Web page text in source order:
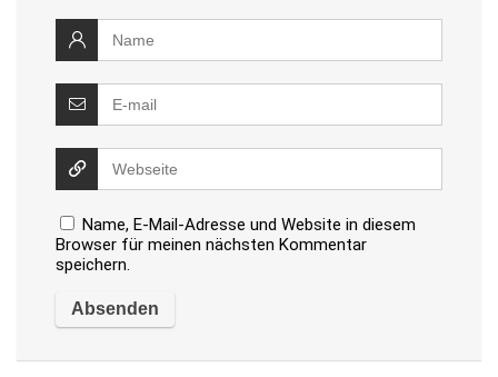
Name, E-Mail-Adresse und Website in diesem
Browser für meinen nächsten Kommentar
speichern.